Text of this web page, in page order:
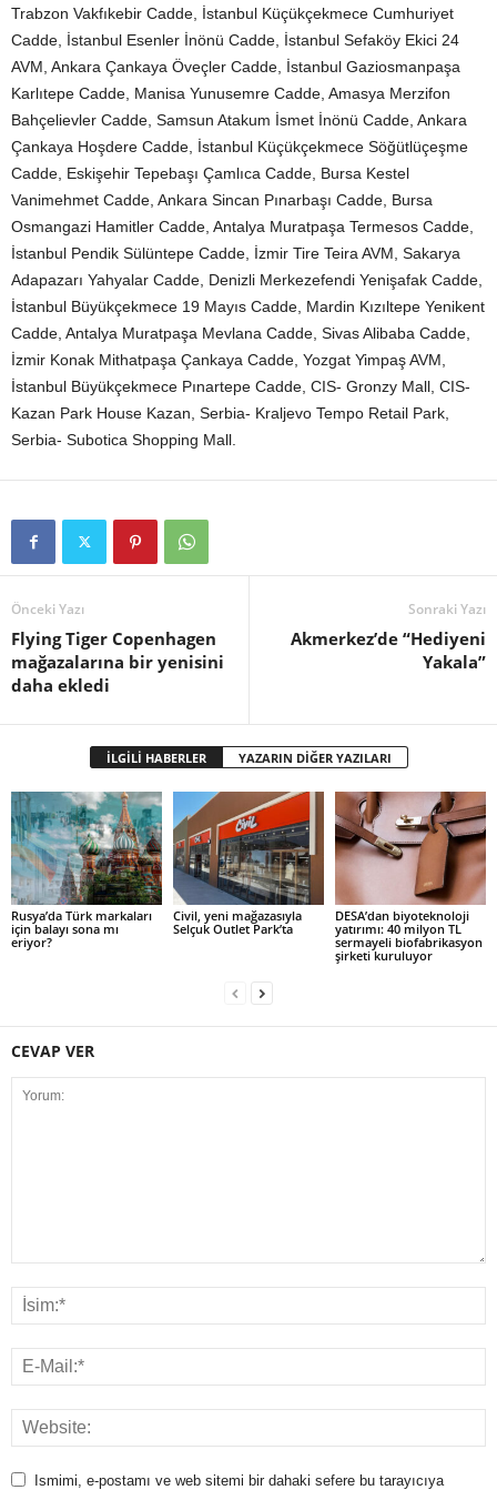
Trabzon Vakfıkebir Cadde, İstanbul Küçükçekmece Cumhuriyet
Cadde, İstanbul Esenler İnönü Cadde, İstanbul Sefaköy Ekici 24
AVM, Ankara Çankaya Öveçler Cadde, İstanbul Gaziosmanpaşa
Karlıtepe Cadde, Manisa Yunusemre Cadde, Amasya Merzifon
Bahçelievler Cadde, Samsun Atakum İsmet İnönü Cadde, Ankara
Çankaya Hoşdere Cadde, İstanbul Küçükçekmece Söğütlüçeşme
Cadde, Eskişehir Tepebaşı Çamlıca Cadde, Bursa Kestel
Vanimehmet Cadde, Ankara Sincan Pınarbaşı Cadde, Bursa
Osmangazi Hamitler Cadde, Antalya Muratpaşa Termesos Cadde,
İstanbul Pendik Sülüntepe Cadde, İzmir Tire Teira AVM, Sakarya
Adapazarı Yahyalar Cadde, Denizli Merkezefendi Yenişafak Cadde,
İstanbul Büyükçekmece 19 Mayıs Cadde, Mardin Kızıltepe Yenikent
Cadde, Antalya Muratpaşa Mevlana Cadde, Sivas Alibaba Cadde,
İzmir Konak Mithatpaşa Çankaya Cadde, Yozgat Yimpaş AVM,
İstanbul Büyükçekmece Pınartepe Cadde, CIS- Gronzy Mall, CIS-
Kazan Park House Kazan, Serbia- Kraljevo Tempo Retail Park,
Serbia- Subotica Shopping Mall.
Önceki Yazı
Flying Tiger Copenhagen
mağazalarına bir yenisini
daha ekledi
Sonraki Yazı
Akmerkez’de “Hediyeni
Yakala”
İLGİLİ HABERLER YAZARIN DİĞER YAZILARI
Rusya’da Türk markaları
için balayı sona mı
eriyor?
Civil, yeni mağazasıyla
Selçuk Outlet Park’ta
DESA’dan biyoteknoloji
yatırımı: 40 milyon TL
sermayeli biofabrikasyon
şirketi kuruluyor
CEVAP VER
Ismimi, e-postamı ve web sitemi bir dahaki sefere bu tarayıcıya